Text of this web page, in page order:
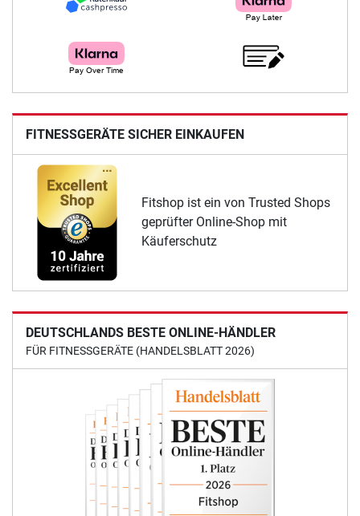
FITNESSGERÄTE SICHER EINKAUFEN
Fitshop ist ein von Trusted Shops
geprüfter Online-Shop mit
Käuferschutz
DEUTSCHLANDS BESTE ONLINE-HÄNDLER
FÜR FITNESSGERÄTE (HANDELSBLATT 2026)